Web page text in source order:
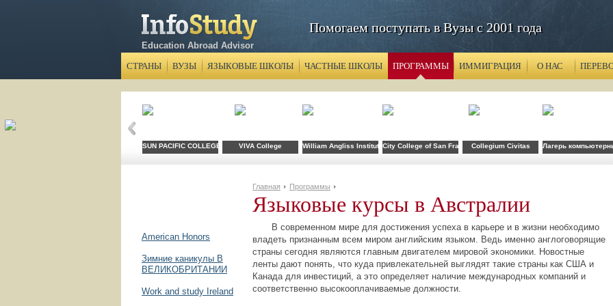
Education Abroad Advisor
Помогаем поступать в Вузы с 2001 года
СТРАНЫ ВУЗЫ ЯЗЫКОВЫЕ ШКОЛЫ ЧАСТНЫЕ ШКОЛЫ ПРОГРАММЫ ИММИГРАЦИЯ О НАС
SUN PACIFIC COLLEGE VIVA Сollege William Angliss InstituteCity College of San FranciscoCollegium Civitas Лагерь
American Honors
Зимние каникулы В
ВЕЛИКОБРИТАНИИ
Work and study Ireland
Главная Программы
Языковые курсы в Австралии
В современном мире для достижения успеха в карьере и в жизни необходимо
владеть признанным всем миром английским языком. Ведь именно англоговорящие
страны сегодня являются главным двигателем мировой экономики. Новостные
ленты дают понять, что куда привлекательней выглядят такие страны как США и
Канада для инвестиций, а это определяет наличие международных компаний и
соответственно высокооплачиваемые должности.